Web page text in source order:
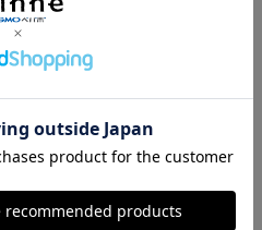
タッセルイヤーアクセサリー
展示中